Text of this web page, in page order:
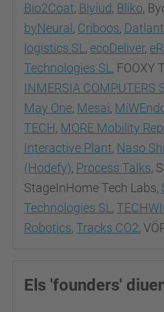
Bio2Coat, Biyiud, Bliko,
byNeural , Criboos,
logistics SL, ecoDeliver,
Technologies SL, FOOXY
INMERSIA COMPUTERS
May One, Mesai,
TECH, MORE Mobility
Interactive Plant, Naso
(Hodefy), Process Talks,
StageInHome Tech Labs,
Technologies SL,
Robotics,Tracks CO2,
Els 'founders'